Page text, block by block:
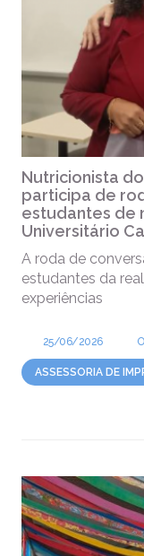
Nutricionista
participa de
estudantes de
Universitário
A roda de
estudantes da
experiências
25/06/2026
ASSESSORIA DE